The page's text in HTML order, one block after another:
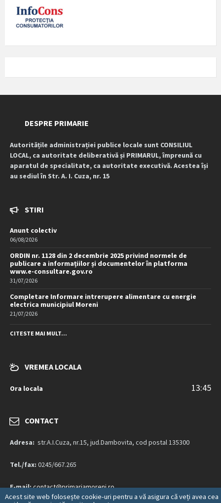
DESPRE PRIMARIE
Autoritățile administrației publice locale sunt CONSILIUL
LOCAL, ca autoritate deliberativă și PRIMARUL, împreună cu
aparatul de specialitate, ca autoritate executivă. Acestea își
au sediul în Str. A. I. Cuza, nr. 15
STIRI
Anunt colectiv
06/08/2026
ORDIN nr. 1128 din 2 decembrie 2025 privind normele de
publicare a informațiilor și documentelor în platforma
www.e-consultare.gov.ro
31/07/2026
Completare Informare intrerupere alimentare cu energie
electrica municipiul Moreni
21/07/2026
CITESTE MAI MULT...
VREMEA LOCALA
Ora locala 13:45
CONTACT
Adresa: str.A.I.Cuza, nr.15, jud.Dambovita, cod postal 135300
Tel./fax: 0245/667.265
E-mail:contact@primariamoreni.ro
Acest site web folosește cookie-uri pentru a vă asigura că veți avea cea